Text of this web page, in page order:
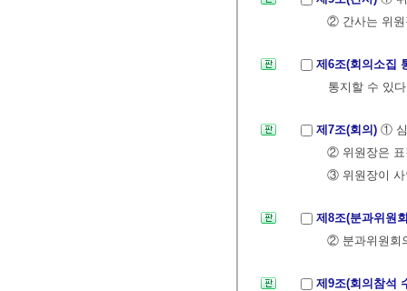
② 간사는 위원
제6조(회의소집
통지할 수 있
제7조(회의) ① 심
② 위원장은 표
③ 위원장이 사
제8조(분과위원
② 분과위원회
제9조(회의참석